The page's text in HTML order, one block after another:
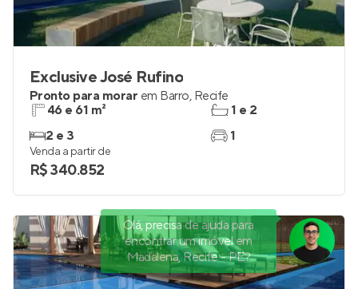
Exclusive José Rufino
Pronto para morar em Barro, Recife
46 e 61 m²
2 e 3
1 e 2
1
Venda a partir de
R$ 340.852
Olá, precisa de ajuda para
encontrar um imóvel em
Madalena, Recife - PE?